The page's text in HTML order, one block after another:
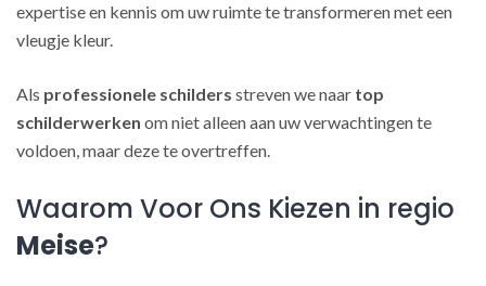
expertise en kennis om uw ruimte te transformeren met een
vleugje kleur.
Als professionele schilders streven we naar top
schilderwerken om niet alleen aan uw verwachtingen te
voldoen, maar deze te overtreffen.
Waarom Voor Ons Kiezen in regio
Meise?